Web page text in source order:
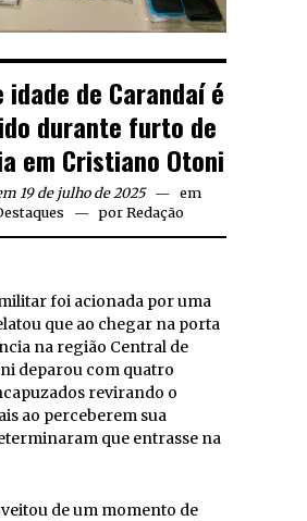
idade de Carandaí é
durante furto de
em Cristiano Otoni
19 de julho de 2025
em
por Redação
foi acionada por uma
que ao chegar na porta
na região Central de
deparou com quatro
revirando o
ao perceberem sua
que entrasse na
de um momento de